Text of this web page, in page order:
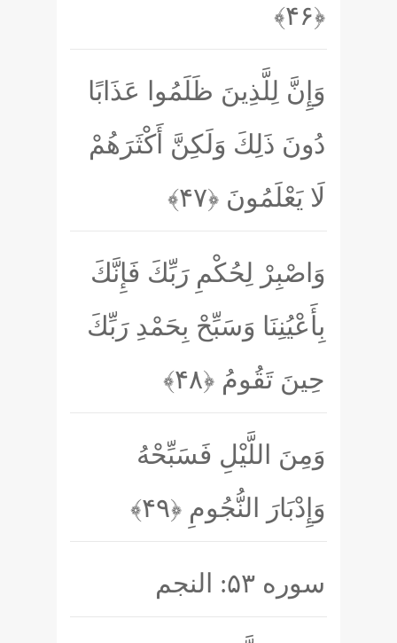
﴿۴۶﴾
وَإِنَّ لِلَّذِينَ ظَلَمُوا عَذَابًا
دُونَ ذَلِكَ وَلَكِنَّ أَكْثَرَهُمْ
لَا يَعْلَمُونَ ﴿۴۷﴾
وَاصْبِرْ لِحُكْمِ رَبِّكَ فَإِنَّكَ
بِأَعْيُنِنَا وَسَبِّحْ بِحَمْدِ رَبِّكَ
حِينَ تَقُومُ ﴿۴۸﴾
وَمِنَ اللَّيْلِ فَسَبِّحْهُ
وَإِدْبَارَ النُّجُومِ ﴿۴۹﴾
سوره ۵۳: النجم